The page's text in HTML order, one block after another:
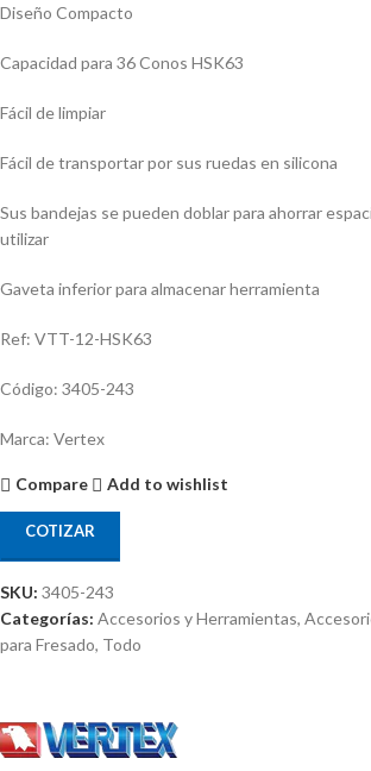
Diseño Compacto
Capacidad para 36 Conos HSK63
Fácil de limpiar
Fácil de transportar por sus ruedas en silicona
Sus bandejas se pueden doblar para ahorrar
utilizar
Gaveta inferior para almacenar herramienta
Ref: VTT-12-HSK63
Código: 3405-243
Marca: Vertex
Compare Add to wishlist
COTIZAR
SKU: 3405-243
Categorías: Accesorios y Herramientas,
para Fresado, Todo